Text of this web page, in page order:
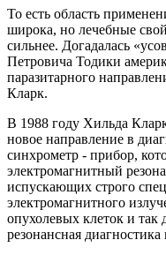
То есть область
широка, но лечебные
сильнее. Догадалась
Петровича Тодики
паразитарного
Кларк.
В 1988 году Хильда
новое направление в
синхрометр - прибор,
электромагнитный
испускающих строго
электромагнитного
опухолевых клеток и так
резонансная диагностика